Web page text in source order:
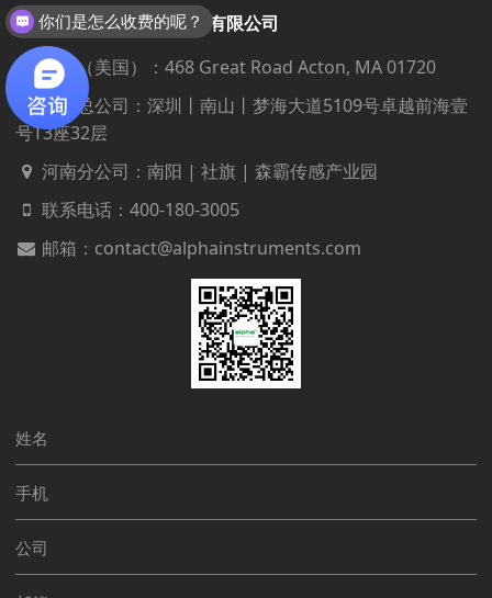
阿尔法仪器技术（深圳）有限公司
研发（美国）：468 Great Road Acton, MA 01720
深圳总公司：深圳丨南山丨梦海大道5109号卓越前海壹
号T3座32层
河南分公司：南阳 | 社旗 | 森霸传感产业园
联系电话： 400-180-3005
邮箱：contact@alphainstruments.com
你们是怎么收费的呢？